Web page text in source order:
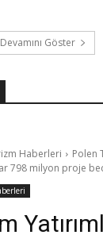
Devamını Göster